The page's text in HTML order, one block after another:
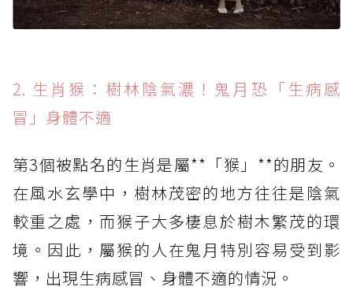
2. 生肖猴：樹林陰氣濃！鬼月恐「生病感
冒」身體不適
第3個被點名的生肖是屬**「猴」**的朋友。
在風水玄學中，樹林茂密的地方往往是陰氣
較重之處，而猴子大多棲息於樹木繁茂的環
境。因此，屬猴的人在鬼月特別容易受到影
響，出現生病感冒、身體不適的情況。